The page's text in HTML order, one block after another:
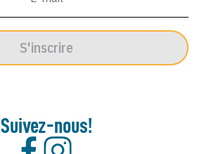
S'inscrire
Suivez-nous!